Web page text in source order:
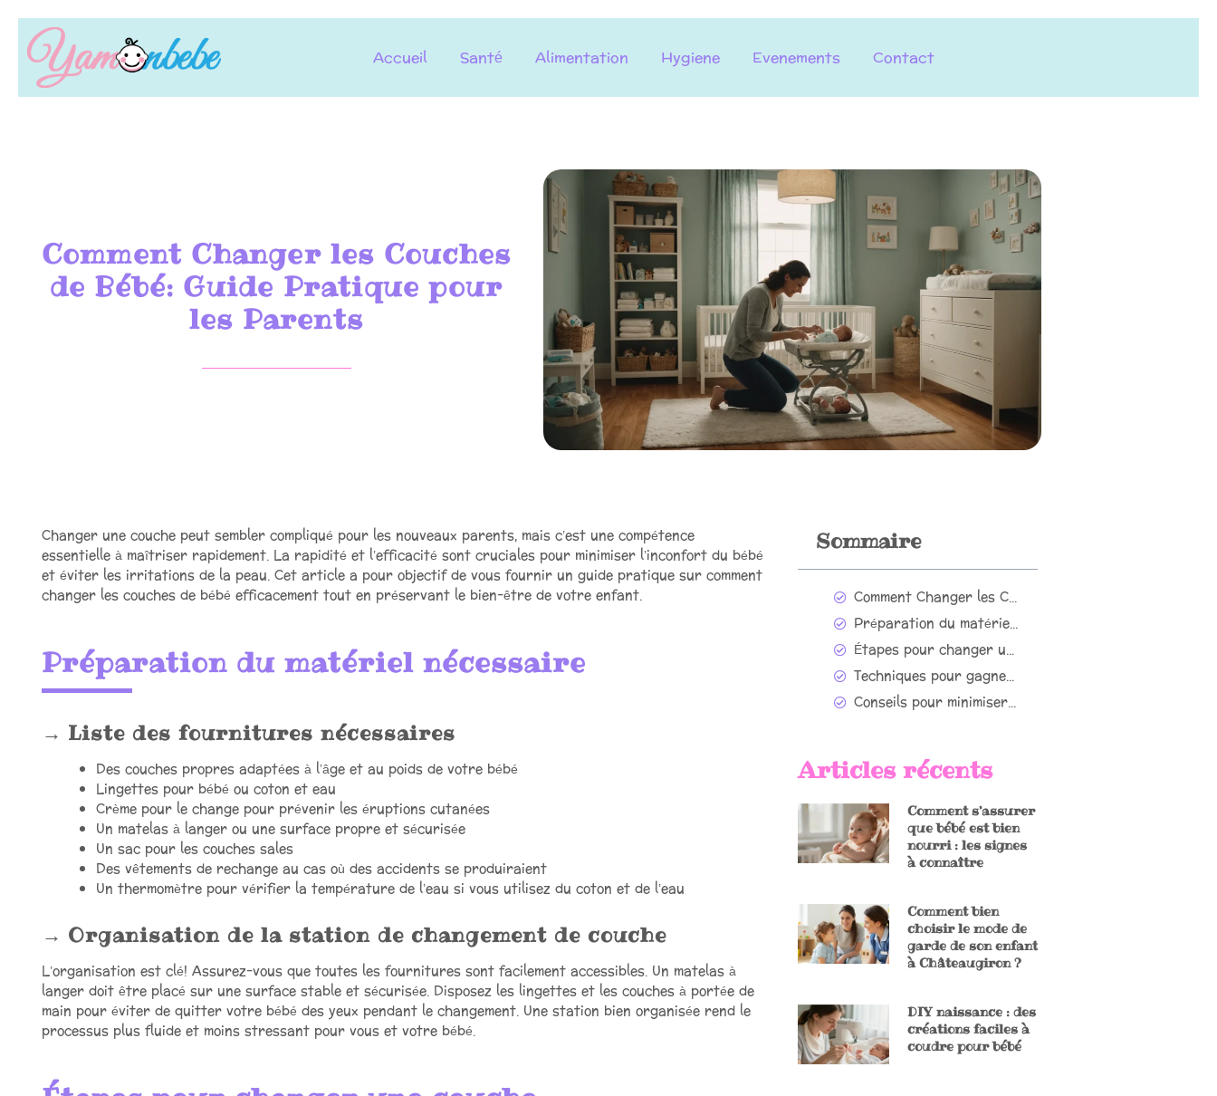
Accueil Santé Alimentation Hygiene Evenements Contact
Comment Changer les Couches
de Bébé: Guide Pratique pour
les Parents
Changer une couche peut sembler compliqué pour les nouveaux parents, mais c’est une compétence
essentielle à maîtriser rapidement. La rapidité et l’efficacité sont cruciales pour minimiser l’inconfort du bébé
et éviter les irritations de la peau. Cet article a pour objectif de vous fournir un guide pratique sur comment
changer les couches de bébé efficacement tout en préservant le bien-être de votre enfant.
Préparation du matériel nécessaire
Liste des fournitures nécessaires
Des couches propres adaptées à l’âge et au poids de votre bébé
Lingettes pour bébé ou coton et eau
Crème pour le change pour prévenir les éruptions cutanées
Un matelas à langer ou une surface propre et sécurisée
Un sac pour les couches sales
Des vêtements de rechange au cas où des accidents se produiraient
Un thermomètre pour vérifier la température de l’eau si vous utilisez du coton et de l’eau
Organisation de la station de changement de couche
L’organisation est clé! Assurez-vous que toutes les fournitures sont facilement accessibles. Un matelas à
langer doit être placé sur une surface stable et sécurisée. Disposez les lingettes et les couches à portée de
main pour éviter de quitter votre bébé des yeux pendant le changement. Une station bien organisée rend le
processus plus fluide et moins stressant pour vous et votre bébé.
Sommaire
Comment Changer les Couches de Bébé: Guide Pratique pour les Parents
Préparation du matériel nécessaire
Étapes pour changer une couche
Techniques pour gagner du temps
Conseils pour minimiser les irritations
Articles récents
Comment s’assurer
que bébé est bien
nourri : les signes
à connaître
Comment bien
choisir le mode de
garde de son enfant
à Châteaugiron ?
DIY naissance : des
créations faciles à
coudre pour bébé